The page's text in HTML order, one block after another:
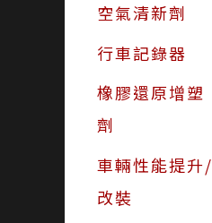
空氣清新劑
行車記錄器
橡膠還原增塑
劑
車輛性能提升/
改裝